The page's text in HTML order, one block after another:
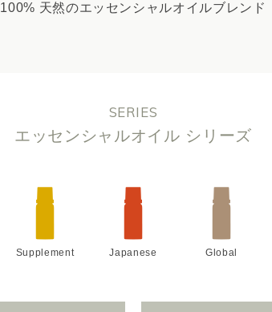
100% 天然のエッセンシャルオイルブレンド
SERIES
エッセンシャルオイル シリーズ
Supplement Japanese Global